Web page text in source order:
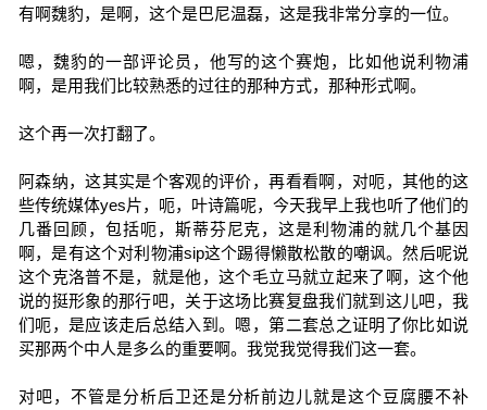
有啊魏豹，是啊，这个是巴尼温磊，这是我非常分享的一位。
嗯，魏豹的一部评论员，他写的这个赛炮，比如他说利物浦
啊，是用我们比较熟悉的过往的那种方式，那种形式啊。
这个再一次打翻了。
阿森纳，这其实是个客观的评价，再看看啊，对呃，其他的这
些传统媒体yes片，呃，叶诗篇呢，今天我早上我也听了他们的
几番回顾，包括呃，斯蒂芬尼克，这是利物浦的就几个基因
啊，是有这个对利物浦sip这个踢得懒散松散的嘲讽。然后呢说
这个克洛普不是，就是他，这个毛立马就立起来了啊，这个他
说的挺形象的那行吧，关于这场比赛复盘我们就到这儿吧，我
们呃，是应该走后总结入到。嗯，第二套总之证明了你比如说
买那两个中人是多么的重要啊。我觉我觉得我们这一套。
对吧，不管是分析后卫还是分析前边儿就是这个豆腐腰不补